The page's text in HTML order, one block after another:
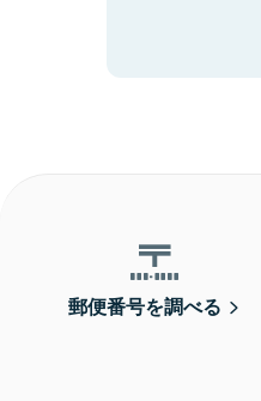
郵便番号を調べる